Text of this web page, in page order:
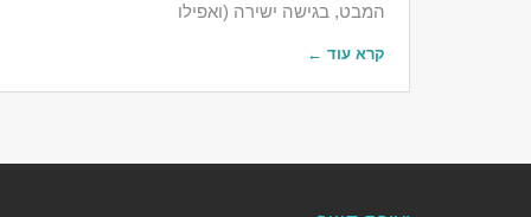
המבט, בגישה ישירה (ואפילו
קרא עוד ←